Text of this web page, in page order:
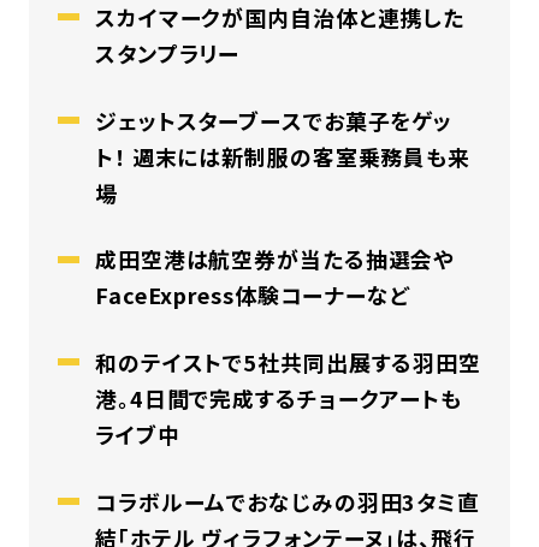
スカイマークが国内自治体と連携した
スタンプラリー
ジェットスターブースでお菓子をゲッ
ト！ 週末には新制服の客室乗務員も来
場
成田空港は航空券が当たる抽選会や
FaceExpress体験コーナーなど
和のテイストで5社共同出展する羽田空
港。4日間で完成するチョークアートも
ライブ中
コラボルームでおなじみの羽田3タミ直
結「ホテル ヴィラフォンテーヌ」は、飛行